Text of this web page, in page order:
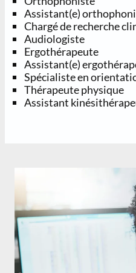
Assistant(e)
Chargé de recherche
Audiologiste
Ergothérapeute
Assistant(e)
Spécialiste en
Thérapeute physique
Assistant